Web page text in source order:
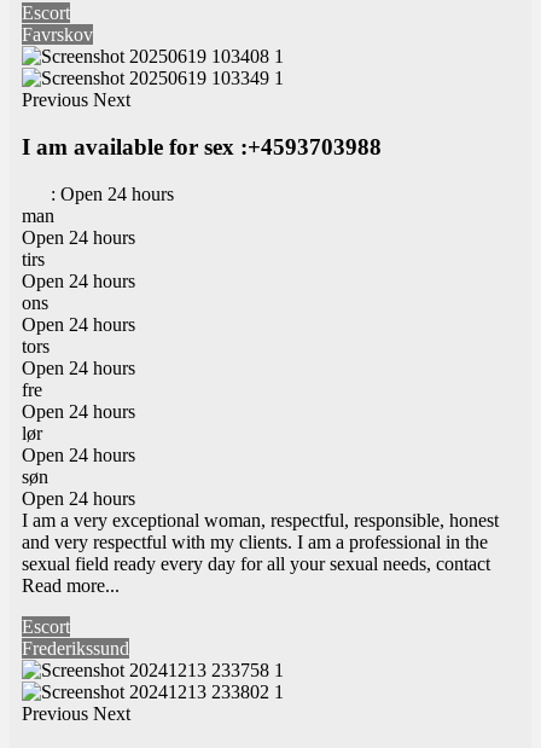
Escort
Favrskov
Previous Next
I am available for sex :+4593703988
: Open 24 hours
man
Open 24 hours
tirs
Open 24 hours
ons
Open 24 hours
tors
Open 24 hours
fre
Open 24 hours
lør
Open 24 hours
søn
Open 24 hours
I am a very exceptional woman, respectful, responsible, honest
and very respectful with my clients. I am a professional in the
sexual field ready every day for all your sexual needs, contact
Read more...
Escort
Frederikssund
Previous Next